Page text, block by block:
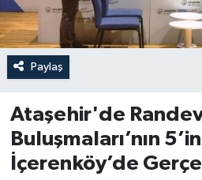
Paylaş
Ataşehir'de
Buluşmaları’nın
İçerenköy’de